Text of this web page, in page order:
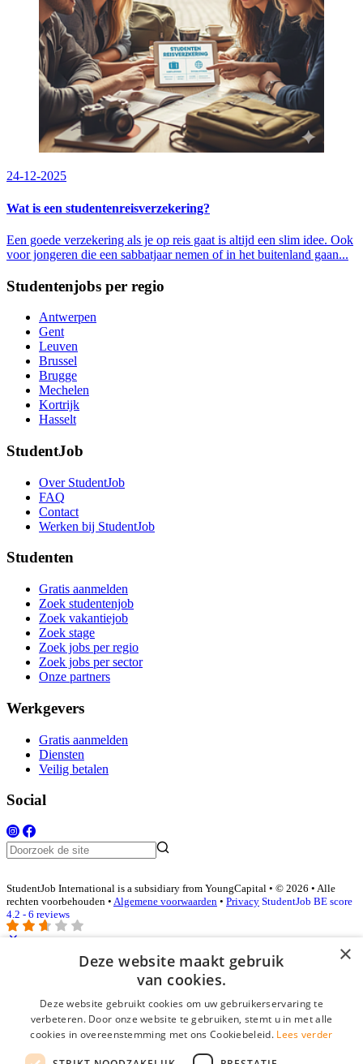
24-12-2025
Wat is een studentenreisverzekering?
Een goede verzekering als je op reis gaat is altijd een slim idee. Ook
voor jongeren die een sabbatjaar nemen of in het buitenland gaan...
Studentenjobs per regio
Antwerpen
Gent
Leuven
Brussel
Brugge
Mechelen
Kortrijk
Hasselt
StudentJob
Over StudentJob
FAQ
Contact
Werken bij StudentJob
Studenten
Gratis aanmelden
Zoek studentenjob
Zoek vakantiejob
Zoek stage
Zoek jobs per regio
Zoek jobs per sector
Onze partners
Werkgevers
Gratis aanmelden
Diensten
Veilig betalen
Social
StudentJob International is a subsidiary from YoungCapital • © 2026 • Alle
rechten voorbehouden • Algemene voorwaarden • Privacy StudentJob BE score
4.2 - 6 reviews
Inloggen als bedrijf
E-mail*
Wachtwoord
×
Deze website maakt gebruik
van cookies.
Deze website gebruikt cookies om uw gebruikerservaring te
verbeteren. Door onze website te gebruiken, stemt u in met alle
cookies in overeenstemming met ons Cookiebeleid. Lees verder